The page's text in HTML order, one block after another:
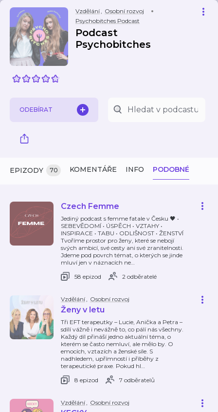
Vzdělání, Osobní rozvoj
Psychobitches Podcast
Podcast
Psychobitches
ODEBÍRAT
EPIZODY 70 KOMENTÁŘE INFO PODOBNÉ
Czech Femme
Jediný podcast s femme fatale v Česku 🖤 •
SEBEVĚDOMÍ • ÚSPĚCH • VZTAHY •
INSPIRACE • TABU • ODLIŠNOST • ŽENSTVÍ
Tvoříme prostor pro ženy, které se nebojí
svých ambicí, své cesty ani své zranitelnosti.
Jdeme pod povrch témat, o kterých se jinde
mluví jen v náznacích ne…
58 epizod
2 odběratelé
Vzdělání, Osobní rozvoj
Ženy v letu
Tři EFT terapeutky – Lucie, Anička a Petra –
sdílí vážně i nevážně to, co pálí nás všechny.
Každý díl přináší jedno aktuální téma, o
kterém se často nemluví, ale mělo by. O
emocích, vztazích a ženské síle. S
nadhledem, upřímností i příběhy z
terapeutické praxe. Pokud hl…
8 epizod
7 odběratelů
Vzdělání, Osobní rozvoj